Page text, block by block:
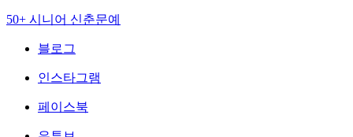
50+ 시니어 신춘문예
블로그
인스타그램
페이스북